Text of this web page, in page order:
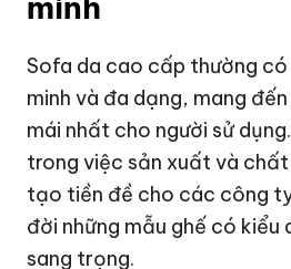
Sofa da cao cấp thường
minh và đa dạng, mang
mái nhất cho người sử
trong việc sản xuất và
tạo tiền đề cho các công
đời những mẫu ghế có kiểu
sang trọng.